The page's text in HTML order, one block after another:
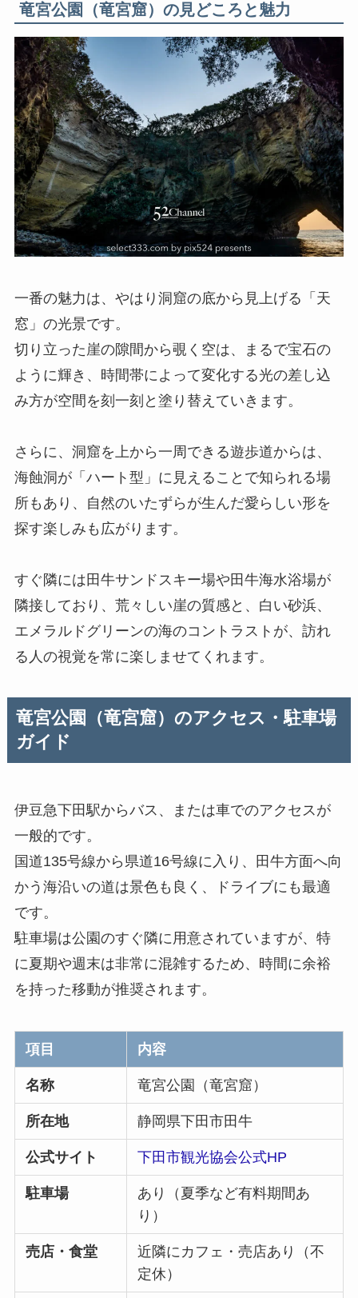
竜宮公園（竜宮窟）の見どころと魅力
一番の魅力は、やはり洞窟の底から見上げる「天
窓」の光景です。
切り立った崖の隙間から覗く空は、まるで宝石の
ように輝き、時間帯によって変化する光の差し込
み方が空間を刻一刻と塗り替えていきます。
さらに、洞窟を上から一周できる遊歩道からは、
海蝕洞が「ハート型」に見えることで知られる場
所もあり、自然のいたずらが生んだ愛らしい形を
探す楽しみも広がります。
すぐ隣には田牛サンドスキー場や田牛海水浴場が
隣接しており、荒々しい崖の質感と、白い砂浜、
エメラルドグリーンの海のコントラストが、訪れ
る人の視覚を常に楽しませてくれます。
竜宮公園（竜宮窟）のアクセス・駐車場
ガイド
伊豆急下田駅からバス、または車でのアクセスが
一般的です。
国道135号線から県道16号線に入り、田牛方面へ向
かう海沿いの道は景色も良く、ドライブにも最適
です。
駐車場は公園のすぐ隣に用意されていますが、特
に夏期や週末は非常に混雑するため、時間に余裕
を持った移動が推奨されます。
項目 内容
名称 竜宮公園（竜宮窟）
所在地 静岡県下田市田牛
公式サイト 下田市観光協会公式HP
駐車場
あり（夏季など有料期間あ
り）
売店・食堂
近隣にカフェ・売店あり（不
定休）